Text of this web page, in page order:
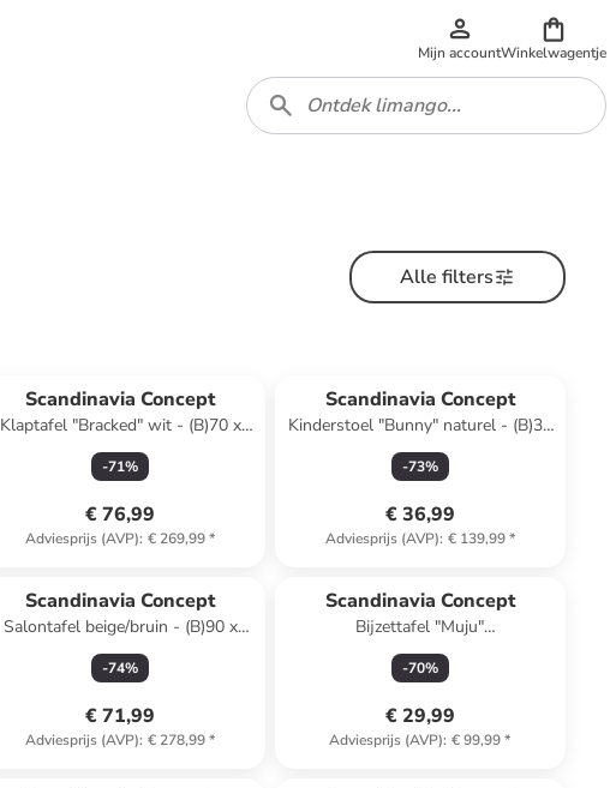
Mijn accountWinkelwagentje
Alle filters
Scandinavia Concept
Klaptafel "Bracked" wit - (B)70 x
(H)90 x (D)15 cm
-71%
€ 76,99
Adviesprijs (AVP): € 269,99*
Scandinavia Concept
Kinderstoel "Bunny" naturel - (B)30
x (H)55 x (D)25 cm
-73%
€ 36,99
Adviesprijs (AVP): € 139,99*
Scandinavia Concept
Salontafel beige/bruin - (B)90 x
(H)35 x (D)90 cm
-74%
€ 71,99
Adviesprijs (AVP): € 278,99*
Scandinavia Concept
Bijzettafel "Muju"
eikenkleurig/antraciet - (B)40 x
(H)57 x (D)30 cm
-70%
€ 29,99
Adviesprijs (AVP): € 99,99*